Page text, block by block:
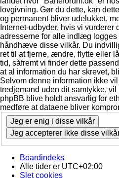
lovgivning. Gør du dette, kan
og permanent bliver udelukket,
Internet-udbyder, hvis vi vurderer
adresserne for alle indlæg logges
håndhæve disse vilkår. Du
ret til at fjerne, ændre, flytte eller
tid, såfremt vi finder dette
at al information du har skrevet,
Selvom denne information ikke
tredjemand uden dit samtykke,
phpBB blive holdt ansvarlig for
medføre at dataene bliver
Boardindeks
Alle tider er UTC+02:00
Slet cookies